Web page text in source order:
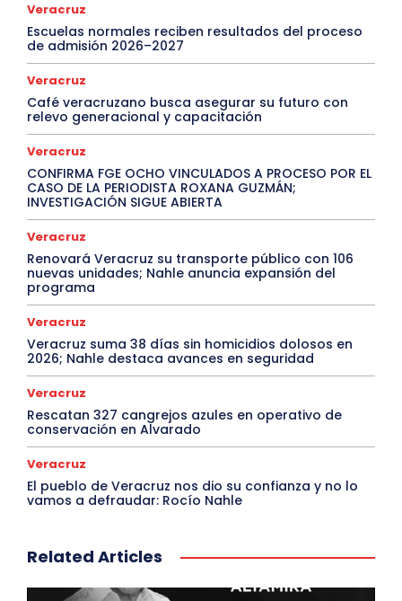
Veracruz
Escuelas normales reciben resultados del proceso
de admisión 2026–2027
Veracruz
Café veracruzano busca asegurar su futuro con
relevo generacional y capacitación
Veracruz
CONFIRMA FGE OCHO VINCULADOS A PROCESO POR EL
CASO DE LA PERIODISTA ROXANA GUZMÁN;
INVESTIGACIÓN SIGUE ABIERTA
Veracruz
Renovará Veracruz su transporte público con 106
nuevas unidades; Nahle anuncia expansión del
programa
Veracruz
Veracruz suma 38 días sin homicidios dolosos en
2026; Nahle destaca avances en seguridad
Veracruz
Rescatan 327 cangrejos azules en operativo de
conservación en Alvarado
Veracruz
El pueblo de Veracruz nos dio su confianza y no lo
vamos a defraudar: Rocío Nahle
Related Articles